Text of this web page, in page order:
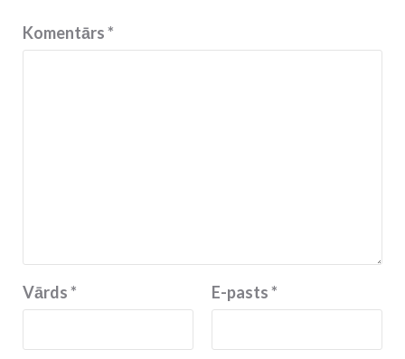
Komentārs*
Vārds* E-pasts*